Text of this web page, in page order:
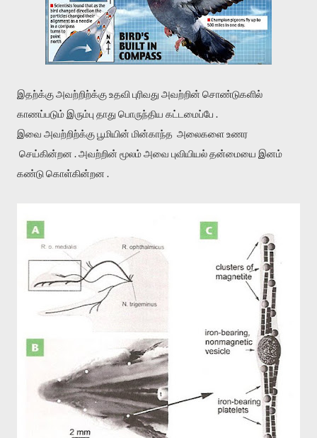
இதற்க்கு அவற்றிற்க்கு உதவி புரிவது அவற்றின் சொண்டுகளில்
காணப்படும் இரும்பு தாது பொருந்திய கட்டமைப்பே .
இவை அவற்றிற்க்கு பூமியின் மின்காந்த அலைகளை உணர
செய்கின்றன . அவற்றின் மூலம் அவை புவியியல் தன்மையை இனம்
கண்டு கொள்கின்றன .